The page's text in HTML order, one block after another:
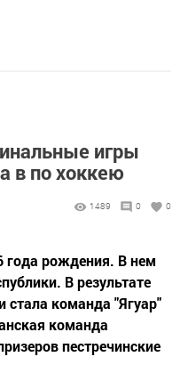
игры
в по хоккею
1489 0 0
года рождения. В нем
В результате
стала команда "Ягуар"
команда
пестречинские